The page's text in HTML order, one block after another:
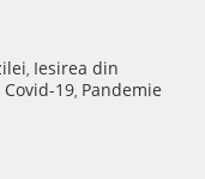
, Iesirea din
Covid-19, Pandemie